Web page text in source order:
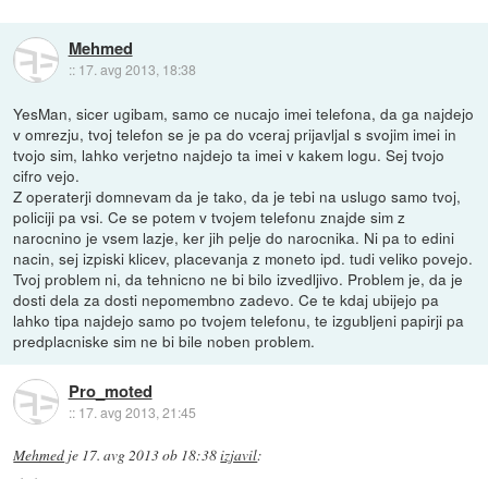
Mehmed
:: 17. avg 2013, 18:38
YesMan, sicer ugibam, samo ce nucajo imei telefona, da ga najdejo
v omrezju, tvoj telefon se je pa do vceraj prijavljal s svojim imei in
tvojo sim, lahko verjetno najdejo ta imei v kakem logu. Sej tvojo
cifro vejo.
Z operaterji domnevam da je tako, da je tebi na uslugo samo tvoj,
policiji pa vsi. Ce se potem v tvojem telefonu znajde sim z
narocnino je vsem lazje, ker jih pelje do narocnika. Ni pa to edini
nacin, sej izpiski klicev, placevanja z moneto ipd. tudi veliko povejo.
Tvoj problem ni, da tehnicno ne bi bilo izvedljivo. Problem je, da je
dosti dela za dosti nepomembno zadevo. Ce te kdaj ubijejo pa
lahko tipa najdejo samo po tvojem telefonu, te izgubljeni papirji pa
predplacniske sim ne bi bile noben problem.
Pro_moted
:: 17. avg 2013, 21:45
Mehmed je 17. avg 2013 ob 18:38izjavil: